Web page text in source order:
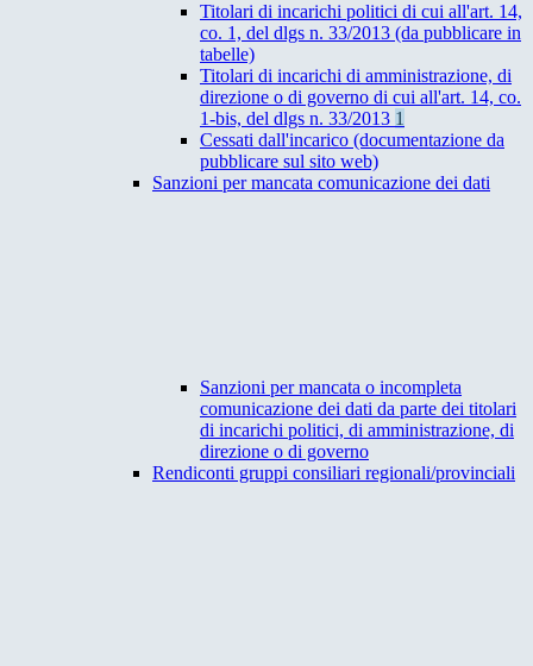
Titolari di incarichi politici di cui all'art. 14,
co. 1, del dlgs n. 33/2013 (da pubblicare in
tabelle)
Titolari di incarichi di amministrazione, di
direzione o di governo di cui all'art. 14, co.
1-bis, del dlgs n. 33/2013 1
Cessati dall'incarico (documentazione da
pubblicare sul sito web)
Sanzioni per mancata comunicazione dei dati
Sanzioni per mancata o incompleta
comunicazione dei dati da parte dei titolari
di incarichi politici, di amministrazione, di
direzione o di governo
Rendiconti gruppi consiliari regionali/provinciali